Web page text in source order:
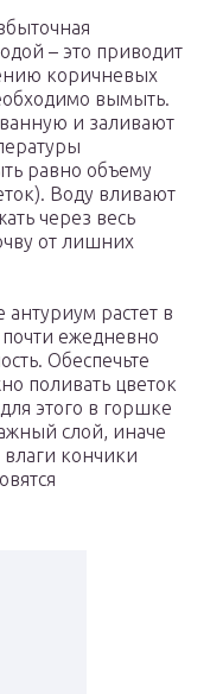
– это приводит
коричневых
вымыть.
ванную и заливают
равно объему
Воду вливают
через весь
от лишних
антуриум растет в
почти ежедневно
Обеспечьте
поливать цветок
этого в горшке
слой, иначе
кончики